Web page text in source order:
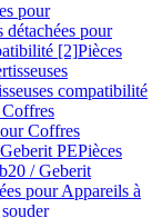
pour
détachées pour
[2]Pièces
compatibilité
Coffres
Coffres
PEPièces
/ Geberit
pour Appareils à